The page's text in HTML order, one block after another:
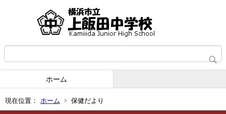
ホーム
現在位置： ホーム 保健だより